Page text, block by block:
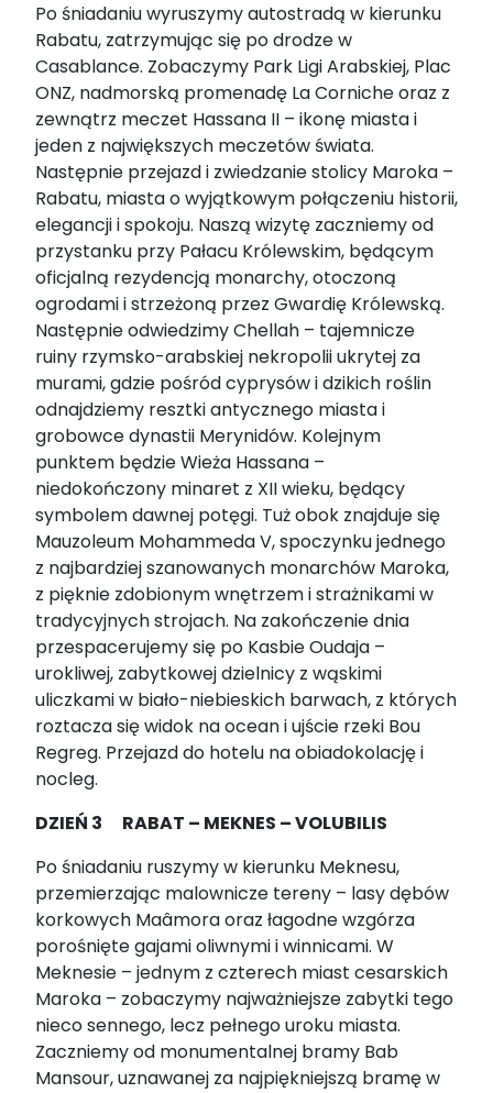
Po śniadaniu wyruszymy autostradą w kierunku
Rabatu, zatrzymując się po drodze w
Casablance. Zobaczymy Park Ligi Arabskiej, Plac
ONZ, nadmorską promenadę La Corniche oraz z
zewnątrz meczet Hassana II – ikonę miasta i
jeden z największych meczetów świata.
Następnie przejazd i zwiedzanie stolicy Maroka –
Rabatu, miasta o wyjątkowym połączeniu historii,
elegancji i spokoju. Naszą wizytę zaczniemy od
przystanku przy Pałacu Królewskim, będącym
oficjalną rezydencją monarchy, otoczoną
ogrodami i strzeżoną przez Gwardię Królewską.
Następnie odwiedzimy Chellah – tajemnicze
ruiny rzymsko-arabskiej nekropolii ukrytej za
murami, gdzie pośród cyprysów i dzikich roślin
odnajdziemy resztki antycznego miasta i
grobowce dynastii Merynidów. Kolejnym
punktem będzie Wieża Hassana –
niedokończony minaret z XII wieku, będący
symbolem dawnej potęgi. Tuż obok znajduje się
Mauzoleum Mohammeda V, spoczynku jednego
z najbardziej szanowanych monarchów Maroka,
z pięknie zdobionym wnętrzem i strażnikami w
tradycyjnych strojach. Na zakończenie dnia
przespacerujemy się po Kasbie Oudaja –
urokliwej, zabytkowej dzielnicy z wąskimi
uliczkami w biało-niebieskich barwach, z których
roztacza się widok na ocean i ujście rzeki Bou
Regreg. Przejazd do hotelu na obiadokolację i
nocleg.
DZIEŃ 3 RABAT – MEKNES – VOLUBILIS
Po śniadaniu ruszymy w kierunku Meknesu,
przemierzając malownicze tereny – lasy dębów
korkowych Maâmora oraz łagodne wzgórza
porośnięte gajami oliwnymi i winnicami. W
Meknesie – jednym z czterech miast cesarskich
Maroka – zobaczymy najważniejsze zabytki tego
nieco sennego, lecz pełnego uroku miasta.
Zaczniemy od monumentalnej bramy Bab
Mansour, uznawanej za najpiękniejszą bramę w